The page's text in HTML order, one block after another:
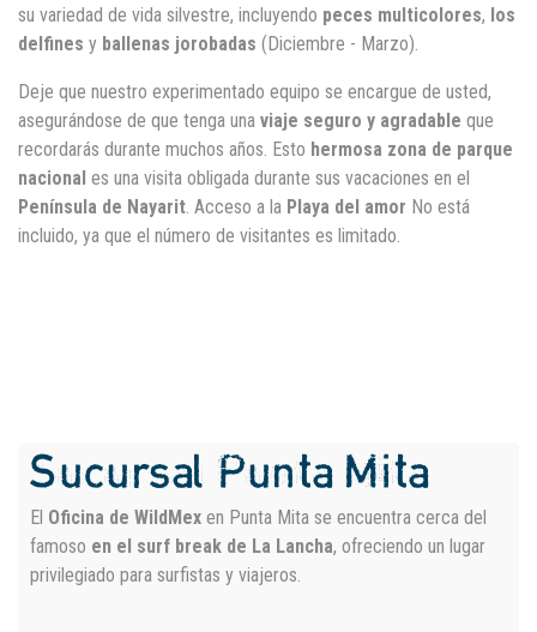
su variedad de vida silvestre, incluyendo peces multicolores, los
delfines y ballenas jorobadas (Diciembre - Marzo).
Deje que nuestro experimentado equipo se encargue de usted,
asegurándose de que tenga una viaje seguro y agradable que
recordarás durante muchos años. Esto hermosa zona de parque
nacional es una visita obligada durante sus vacaciones en el
Península de Nayarit. Acceso a la Playa del amor No está
incluido, ya que el número de visitantes es limitado.
Sucursal Punta Mita
El Oficina de WildMex en Punta Mita se encuentra cerca del
famoso en el surf break de La Lancha, ofreciendo un lugar
privilegiado para surfistas y viajeros.